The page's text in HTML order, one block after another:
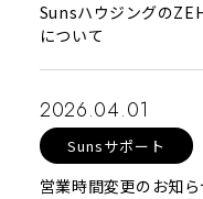
Sunsハウジングの
について
2026.04.01
Sunsサポート
営業時間変更のお知ら